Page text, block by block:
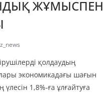
ЖҰМЫСПЕН
қолдаудың
экономикадағы шағын
1,8%-ға ұлғайтуға